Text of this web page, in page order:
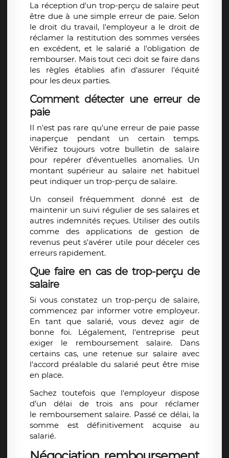
La réception d'un trop-perçu de salaire peut
être due à une simple erreur de paie. Selon
le droit du travail, l'employeur a le droit de
réclamer la restitution des sommes versées
en excédent, et le salarié a l'obligation de
rembourser. Mais tout ceci doit se faire dans
les règles établies afin d'assurer l'équité
pour les deux parties.
Comment détecter une erreur de
paie
Il n'est pas rare qu'une erreur de paiepasse
inaperçue pendant un certain temps.
Vérifiez toujours votre bulletin de salaire
pour repérer d'éventuelles anomalies. Un
montant supérieur au salaire nethabituel
peut indiquer un trop-perçu de salaire.
Un conseil fréquemment donné est de
maintenir un suivi régulier de ses salaires et
autres indemnités reçues. Utiliser des outils
comme des applications de gestion de
revenus peut s'avérer utile pour déceler ces
erreurs rapidement.
Que faire en cas de trop-perçu de
salaire
Si vous constatez un trop-perçu de salaire,
commencez par informer votre employeur.
En tant que salarié, vous devez agir de
bonne foi. Légalement, l'entreprise peut
exiger le remboursement salaire. Dans
certains cas, une retenue sur salaire avec
l'accord préalable du salarié peut être mise
en place.
Sachez toutefois que l'employeur dispose
d’un délai de trois ans pour réclamer
le remboursement salaire. Passé ce délai, la
somme est définitivement acquise au
salarié.